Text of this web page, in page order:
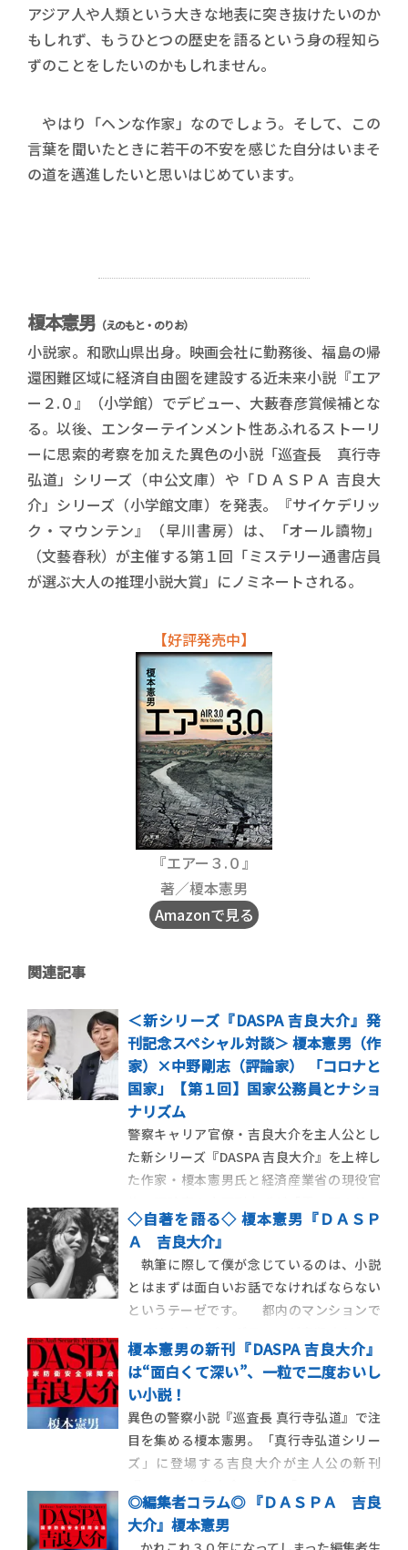
アジア人や人類という大きな地表に突き抜けたいのか
もしれず、もうひとつの歴史を語るという身の程知ら
ずのことをしたいのかもしれません。
やはり「ヘンな作家」なのでしょう。そして、この
言葉を聞いたときに若干の不安を感じた自分はいまそ
の道を邁進したいと思いはじめています。
榎本憲男（えのもと・のりお）
小説家。和歌山県出身。映画会社に勤務後、福島の帰
還困難区域に経済自由圏を建設する近未来小説『エア
ー２.０』（小学館）でデビュー、大藪春彦賞候補とな
る。以後、エンターテインメント性あふれるストーリ
ーに思索的考察を加えた異色の小説「巡査長 真行寺
弘道」シリーズ（中公文庫）や「ＤＡＳＰＡ 吉良大
介」シリーズ（小学館文庫）を発表。『サイケデリッ
ク・マウンテン』（早川書房）は、「オール讀物」
（文藝春秋）が主催する第１回「ミステリー通書店員
が選ぶ大人の推理小説大賞」にノミネートされる。
【好評発売中】
『エアー３.０』
著／榎本憲男
Amazonで見る
関連記事
＜新シリーズ『DASPA 吉良大介』発
刊記念スペシャル対談＞ 榎本憲男（作
家）×中野剛志（評論家） 「コロナと
国家」【第１回】国家公務員とナショ
ナリズム
警察キャリア官僚・吉良大介を主人公とし
た新シリーズ『DASPA 吉良大介』を上梓し
た作家・榎本憲男氏と経済産業省の現役官
ル」を本音で語った。「コロナ」という非
常事態に直面したいま、「日本」はどうあ
るべきなのか？全３回でお届けします。 新
シリーズ『D […]
◇自著を語る◇ 榎本憲男『ＤＡＳＰ
Ａ 吉良大介』
執筆に際して僕が念じているのは、小説
とはまずは面白いお話でなければならない
というテーゼです。 都内のマンションで
その手口から外国の関与が見えてきて、さら
にテロの様相を呈してくる。と同時に日本
の国会ではスパイ防止法が、アメリカの要
請を受ける形で審議されているも […]
榎本憲男の新刊『DASPA 吉良大介』
は“面白くて深い”、一粒で二度おいし
い小説！
異色の警察小説『巡査長 真行寺弘道』で注
目を集める榎本憲男。「真行寺弘道シリー
ズ」に登場する吉良大介が主人公の新刊
ズ」の第一作目。著者が目指したのは、お
話の面白さと同時に深部を孕んだ一粒で二
◎編集者コラム◎ 『ＤＡＳＰＡ 吉良
大介』榎本憲男